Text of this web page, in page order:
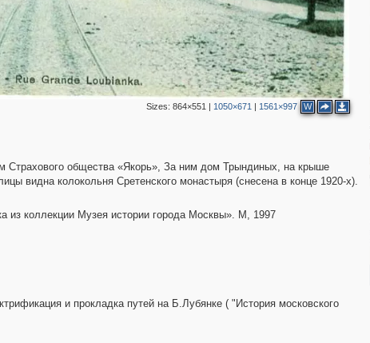
Sizes: 864×551 | 1050×671 | 1561×997 W
Страхового общества «Якорь», За ним дом Трындиных, на крыше
видна колокольня Сретенского монастыря (снесена в конце 1920-х).
из коллекции Музея истории города Москвы». М, 1997
и прокладка путей на Б.Лубянке ( "История московского